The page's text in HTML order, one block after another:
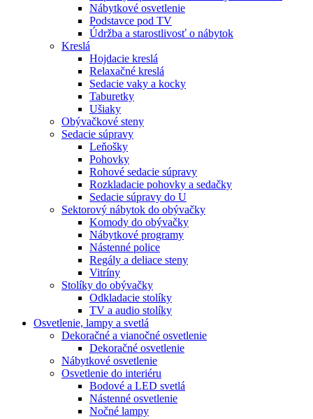
Nábytkové osvetlenie
Podstavce pod TV
Údržba a starostlivosť o nábytok
Kreslá
Hojdacie kreslá
Relaxačné kreslá
Sedacie vaky a kocky
Taburetky
Ušiaky
Obývačkové steny
Sedacie súpravy
Leňošky
Pohovky
Rohové sedacie súpravy
Rozkladacie pohovky a sedačky
Sedacie súpravy do U
Sektorový nábytok do obývačky
Komody do obývačky
Nábytkové programy
Nástenné police
Regály a deliace steny
Vitríny
Stolíky do obývačky
Odkladacie stolíky
TV a audio stolíky
Osvetlenie, lampy a svetlá
Dekoračné a vianočné osvetlenie
Dekoračné osvetlenie
Nábytkové osvetlenie
Osvetlenie do interiéru
Bodové a LED svetlá
Nástenné osvetlenie
Nočné lampy